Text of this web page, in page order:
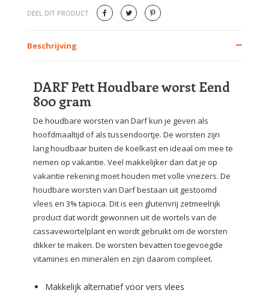
DEEL DIT PRODUCT
Beschrijving
DARF Pett Houdbare worst Eend
800 gram
De houdbare worsten van Darf kun je geven als
hoofdmaaltijd of als tussendoortje. De worsten zijn
lang houdbaar buiten de koelkast en ideaal om mee te
nemen op vakantie. Veel makkelijker dan dat je op
vakantie rekening moet houden met volle vriezers. De
houdbare worsten van Darf bestaan uit gestoomd
vlees en 3% tapioca. Dit is een glutenvrij zetmeelrijk
product dat wordt gewonnen uit de wortels van de
cassavewortelplant en wordt gebruikt om de worsten
dikker te maken. De worsten bevatten toegevoegde
vitamines en mineralen en zijn daarom compleet.
Makkelijk alternatief voor vers vlees